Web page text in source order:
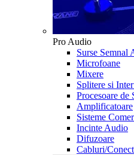
Pro Audio
Surse Semnal
Microfoane
Mixere
Splitere si
Procesoare de
Amplificatoare
Sisteme
Incinte Audio
Difuzoare
Cabluri/